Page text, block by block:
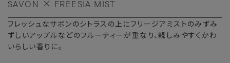
SAVON FREESIA MIST
フレッシュなサボンのシトラスの上にフリージアミストのみずみ
ずしいアップルなどのフルーティーが重なり、親しみやすくかわ
いらしい香りに。